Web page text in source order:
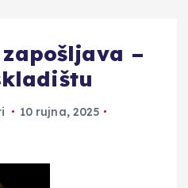
zapošljava –
10 rujna, 2025